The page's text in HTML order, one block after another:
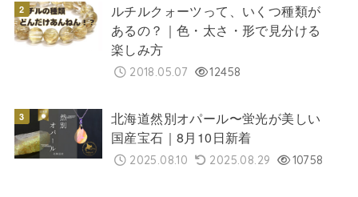
ルチルクォーツって、いくつ種類が
あるの？｜色・太さ・形で見分ける
楽しみ方
2018.05.07 12458
北海道然別オパール〜蛍光が美しい
国産宝石｜8月10日新着
2025.08.10 2025.08.29 10758